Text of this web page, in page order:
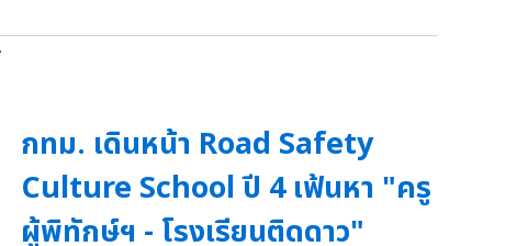
กทม. เดินหน้า Road Safety
Culture School ปี 4 เฟ้นหา "ครู
ผู้พิทักษ์ฯ - โรงเรียนติดดาว"